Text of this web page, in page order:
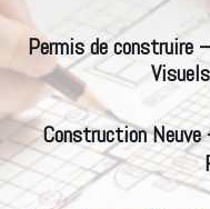
Permis de construire
Construction